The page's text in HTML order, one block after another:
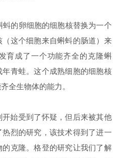
蚪的卵细胞的细胞核替换为一个
这个细胞来自蝌蚪的肠道）来
育成了一个功能齐全的克隆蝌
青蛙。这个成熟细胞的细胞核
全生物体的能力。
始受到了怀疑，但后来被其他
烈的研究，该技术得到了进一
克隆。格登的研究让我们了解